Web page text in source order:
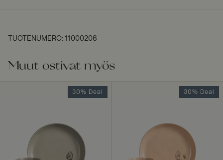
TUOTENUMERO: 11000206
Muut ostivat myös
30% Deal 30% Deal